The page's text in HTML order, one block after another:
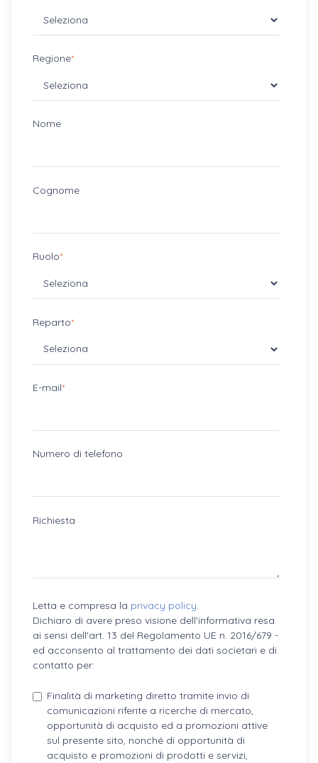
Regione*
Nome
Cognome
Ruolo*
Reparto*
E-mail*
Numero di telefono
Richiesta
Letta e compresa la privacy policy.
Dichiaro di avere preso visione dell'informativa resa
ai sensi dell'art. 13 del Regolamento UE n. 2016/679 -
ed acconsento al trattamento dei dati societari e di
contatto per:
Finalità di marketing diretto tramite invio di
comunicazioni riferite a ricerche di mercato,
opportunità di acquisto ed a promozioni attive
sul presente sito, nonché di opportunità di
acquisto e promozioni di prodotti e servizi,